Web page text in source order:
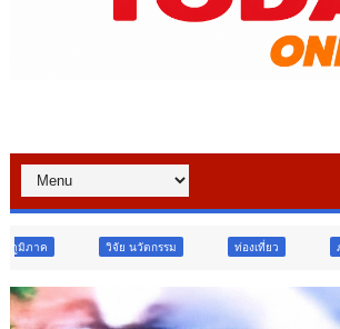
ตกรรม ท่องเที่ยว ภูมิภาค